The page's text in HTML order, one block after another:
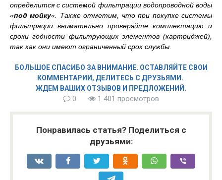
определится с системой фильтрации водопроводной воды
«под мойку«. Также отметим, что при покупке системы
фильтрации внимательно проверяйте комплектацию и
сроки годности фильтрующих элементов (картриджей),
так как они имеют ограниченный срок службы.
БОЛЬШОЕ СПАСИБО ЗА ВНИМАНИЕ. ОСТАВЛЯЙТЕ СВОИ
КОММЕНТАРИИ, ДЕЛИТЕСЬ С ДРУЗЬЯМИ.
ЖДЕМ ВАШИХ ОТЗЫВОВ И ПРЕДЛОЖЕНИЙ.
0 1 401 просмотров
Понравилась статья? Поделиться с
друзьями: